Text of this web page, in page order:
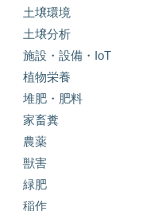
土壌環境
土壌分析
施設・設備・IoT
植物栄養
堆肥・肥料
家畜糞
農薬
獣害
緑肥
稲作